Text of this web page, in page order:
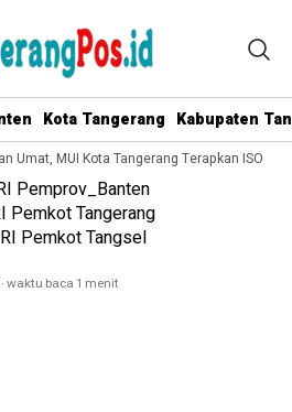
Kota Tangerang Kabupaten
MUI Kota Tangerang Terapkan ISO
·waktu baca 1 menit